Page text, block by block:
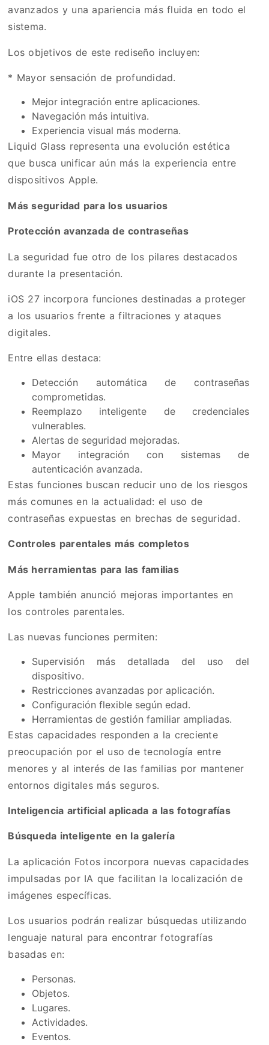
avanzados y una apariencia más fluida en todo el
sistema.
Los objetivos de este rediseño incluyen:
* Mayor sensación de profundidad.
Mejor integración entre aplicaciones.
Navegación más intuitiva.
Experiencia visual más moderna.
Liquid Glass representa una evolución estética
que busca unificar aún más la experiencia entre
dispositivos Apple.
Más seguridad para los usuarios
Protección avanzada de contraseñas
La seguridad fue otro de los pilares destacados
durante la presentación.
iOS 27 incorpora funciones destinadas a proteger
a los usuarios frente a filtraciones y ataques
digitales.
Entre ellas destaca:
Detección automática de contraseñas
comprometidas.
Reemplazo inteligente de credenciales
vulnerables.
Alertas de seguridad mejoradas.
Mayor integración con sistemas de
autenticación avanzada.
Estas funciones buscan reducir uno de los riesgos
más comunes en la actualidad: el uso de
contraseñas expuestas en brechas de seguridad.
Controles parentales más completos
Más herramientas para las familias
Apple también anunció mejoras importantes en
los controles parentales.
Las nuevas funciones permiten:
Supervisión más detallada del uso del
dispositivo.
Restricciones avanzadas por aplicación.
Configuración flexible según edad.
Herramientas de gestión familiar ampliadas.
Estas capacidades responden a la creciente
preocupación por el uso de tecnología entre
menores y al interés de las familias por mantener
entornos digitales más seguros.
Inteligencia artificial aplicada a las fotografías
Búsqueda inteligente en la galería
La aplicación Fotos incorpora nuevas capacidades
impulsadas por IA que facilitan la localización de
imágenes específicas.
Los usuarios podrán realizar búsquedas utilizando
lenguaje natural para encontrar fotografías
basadas en:
Personas.
Objetos.
Lugares.
Actividades.
Eventos.